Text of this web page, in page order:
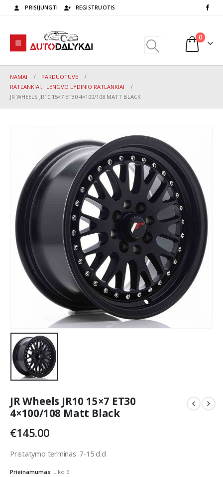
PRISIJUNGTI REGISTRUOTIS
0
NAMAI
PARDUOTUVĖ
RATLANKIAI,
LENGVO LYDINIO RATLANKIAI
JR WHEELS JR10 15×7 ET30 4×100/108 MATT BLACK
JR Wheels JR10 15×7 ET30
4×100/108 Matt Black
€145.00
Pristatymo terminas: 7-15 d.d
Prieinamumas: Liko 6